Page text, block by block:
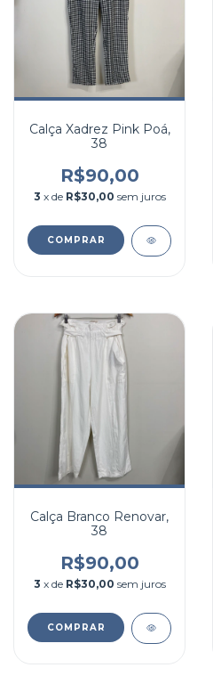
Calça Xadrez Pink Poá,
38
R$90,00
3 x de R$30,00 sem juros
COMPRAR
Calça Branco Renovar,
38
R$90,00
3 x de R$30,00 sem juros
COMPRAR